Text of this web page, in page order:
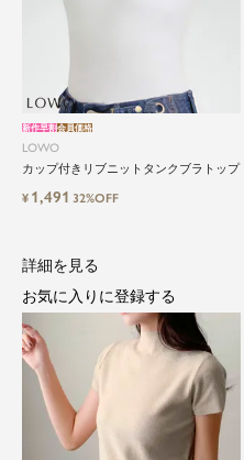
LOWO
カップ付きリブニットタンクブラトップ
新作早割会員価格
¥ 1,491 32%OFF
詳細を見る
お気に入りに登録する